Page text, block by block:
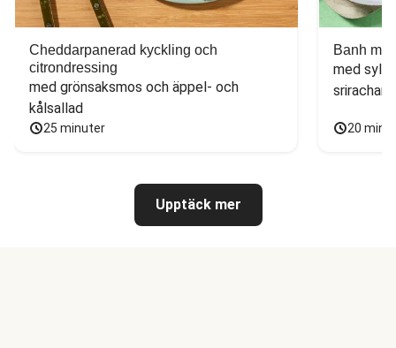
Cheddarpanerad kyckling och
citrondressing
med grönsaksmos och äppel- och
kålsallad
25 minuter
Banh mi-
med
20
Upptäck mer